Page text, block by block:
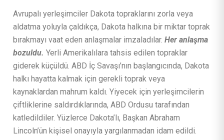
Avrupalı ​​yerleşimciler Dakota topraklarını zorla veya
aldatma yoluyla çaldıkça, Dakota halkına bir miktar toprak
bırakmayı vaat eden anlaşmalar imzaladılar. Her anlaşma
bozuldu. Yerli Amerikalılara tahsis edilen topraklar
giderek küçüldü. ABD İç Savaşı’nın başlangıcında, Dakota
halkı hayatta kalmak için gerekli toprak veya
kaynaklardan mahrum kaldı. Yiyecek için yerleşimcilerin
çiftliklerine saldırdıklarında, ABD Ordusu tarafından
katledildiler. Yüzlerce Dakota’lı, Başkan Abraham
Lincoln’ün kişisel onayıyla yargılanmadan idam edildi.